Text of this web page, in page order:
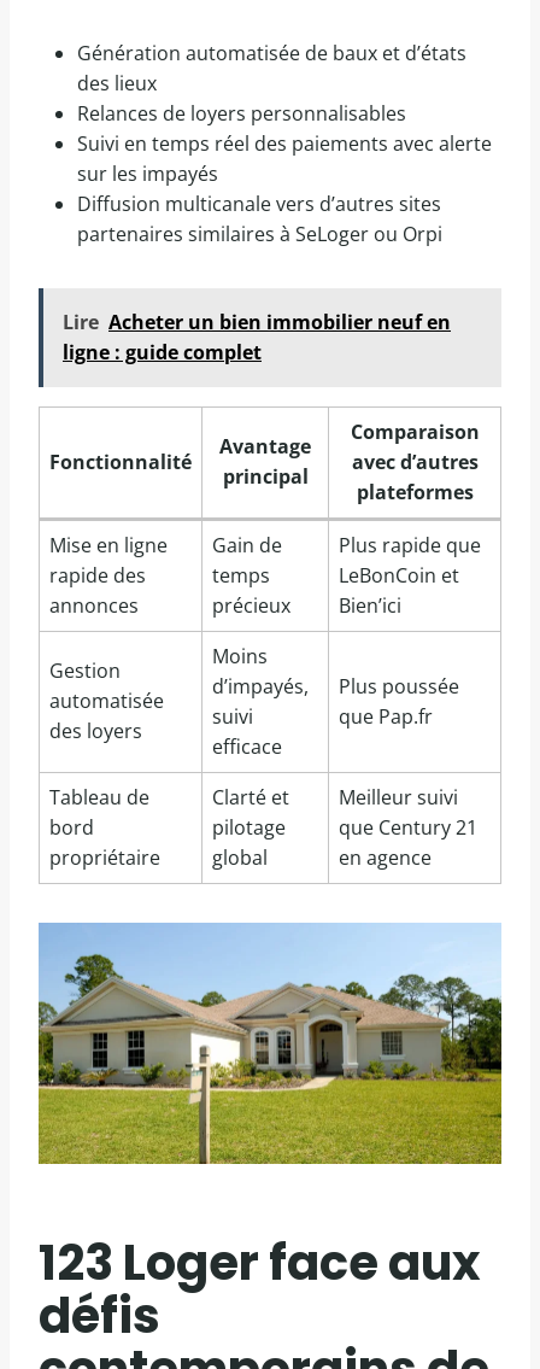
Génération automatisée de baux et d’états
des lieux
Relances de loyers personnalisables
Suivi en temps réel des paiements avec alerte
sur les impayés
Diffusion multicanale vers d’autres sites
partenaires similaires à SeLoger ou Orpi
Lire Acheter un bien immobilier neuf en
ligne : guide complet
Fonctionnalité
Avantage
principal
Comparaison
avec d’autres
plateformes
Mise en ligne
rapide des
annonces
Gain de
temps
précieux
Plus rapide que
LeBonCoin et
Bien’ici
Gestion
automatisée
des loyers
Moins
d’impayés,
suivi
efficace
Plus poussée
que Pap.fr
Tableau de
bord
propriétaire
Clarté et
pilotage
global
Meilleur suivi
que Century 21
en agence
123 Loger face aux
défis